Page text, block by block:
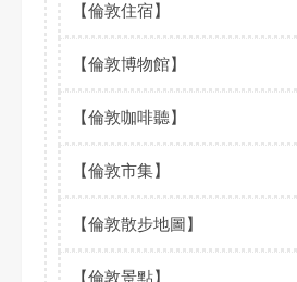
【倫敦住宿】
【倫敦博物館】
【倫敦咖啡聽】
【倫敦市集】
【倫敦散步地圖】
【倫敦景點】